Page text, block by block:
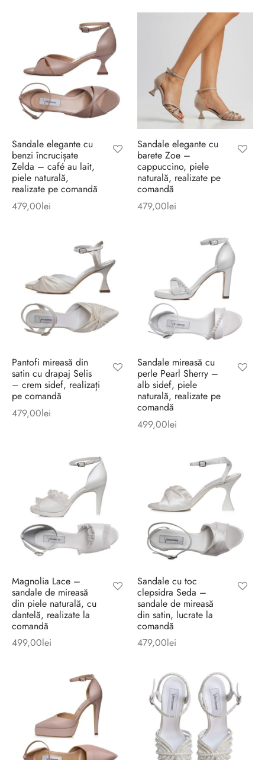
Sandale elegante cu
benzi încrucișate
Zelda – café au lait,
piele naturală,
realizate pe comandă
479,00lei
Sandale elegante cu
barete Zoe –
cappuccino, piele
naturală, realizate pe
comandă
479,00lei
Pantofi mireasă din
satin cu drapaj Selis
– crem sidef, realizați
pe comandă
479,00lei
Sandale mireasă cu
perle Pearl Sherry –
alb sidef, piele
naturală, realizate pe
comandă
499,00lei
Magnolia Lace –
sandale de mireasă
din piele naturală, cu
dantelă, realizate la
comandă
499,00lei
Sandale cu toc
clepsidra Seda –
sandale de mireasă
din satin, lucrate la
comandă
479,00lei